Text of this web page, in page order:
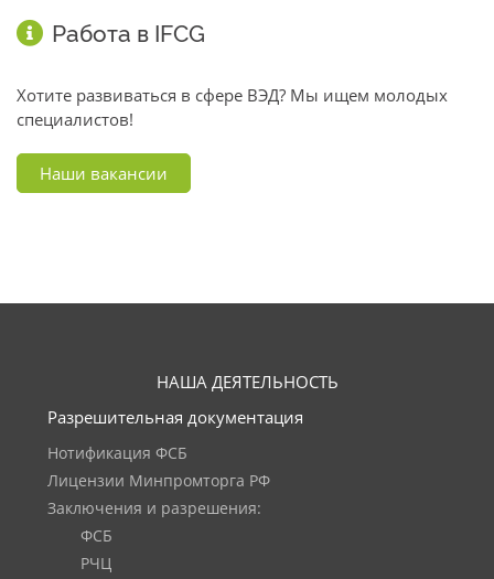
Работа в IFCG
Хотите развиваться в сфере ВЭД? Мы ищем молодых
специалистов!
Наши вакансии
НАША ДЕЯТЕЛЬНОСТЬ
Разрешительная документация
Нотификация ФСБ
Лицензии Минпромторга РФ
Заключения и разрешения:
ФСБ
РЧЦ